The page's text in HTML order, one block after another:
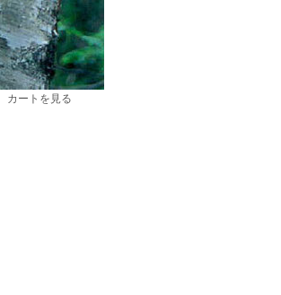
カートを見る